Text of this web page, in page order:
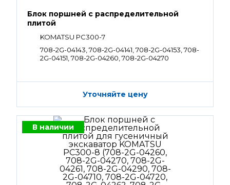
Блок поршней c распределительной
плитой
KOMATSU PC300-7
708-2G-04143, 708-2G-04141, 708-2G-04153, 708-
2G-04151, 708-2G-04260, 708-2G-04270
Уточняйте цену
В наличии